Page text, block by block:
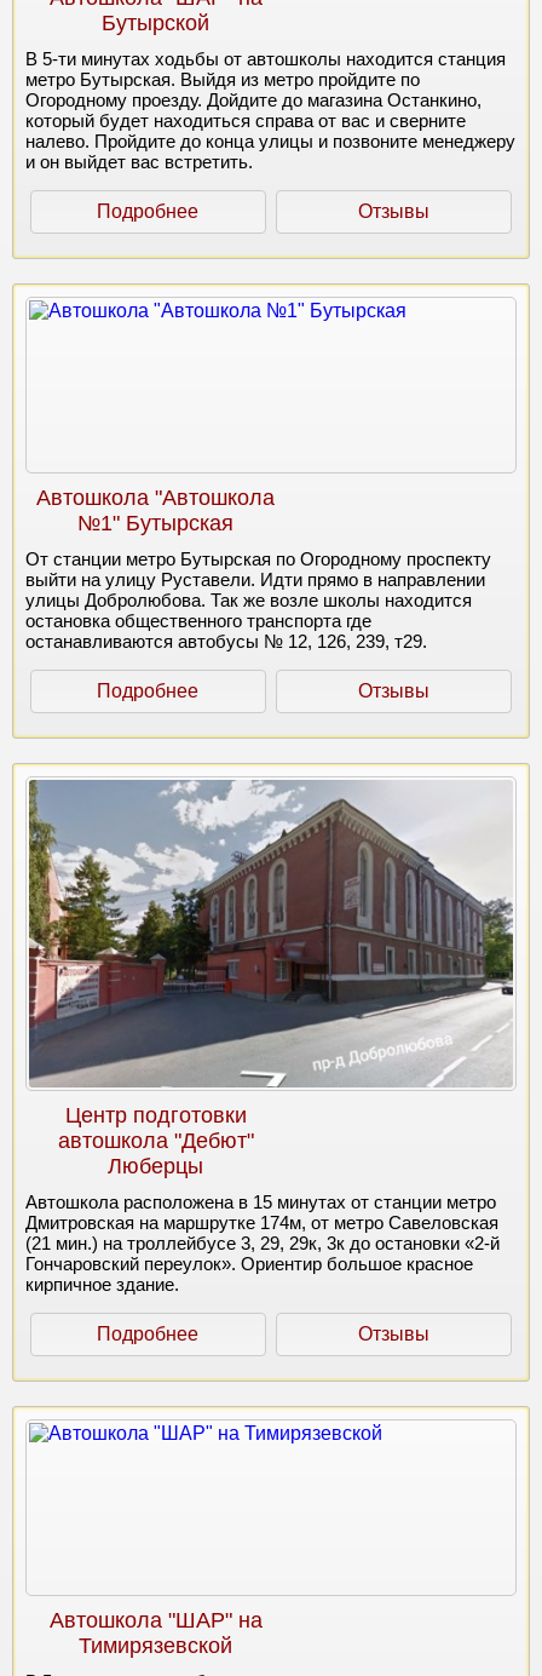
Бутырской
В 5-ти минутах ходьбы от автошколы находится станция
метро Бутырская. Выйдя из метро пройдите по
Огородному проезду. Дойдите до магазина Останкино,
который будет находиться справа от вас и сверните
налево. Пройдите до конца улицы и позвоните менеджеру
и он выйдет вас встретить.
Подробнее Отзывы
Автошкола "Автошкола
№1" Бутырская
От станции метро Бутырская по Огородному проспекту
выйти на улицу Руставели. Идти прямо в направлении
улицы Добролюбова. Так же возле школы находится
остановка общественного транспорта где
останавливаются автобусы № 12, 126, 239, т29.
Подробнее Отзывы
Центр подготовки
автошкола "Дебют"
Люберцы
Автошкола расположена в 15 минутах от станции метро
Дмитровская на маршрутке 174м, от метро Савеловская
(21 мин.) на троллейбусе 3, 29, 29к, 3к до остановки «2-й
Гончаровский переулок». Ориентир большое красное
кирпичное здание.
Подробнее Отзывы
Автошкола "ШАР" на
Тимирязевской